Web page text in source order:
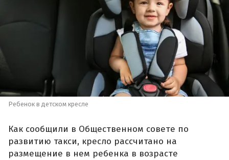
Ребенок в детском кресле
Как сообщили в Общественном совете по
развитию такси, кресло рассчитано на
размещение в нем ребенка в возрасте